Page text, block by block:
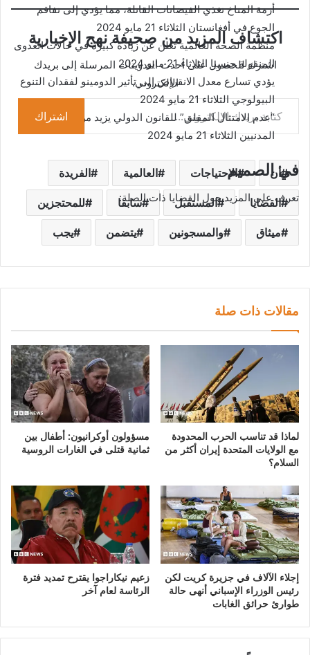
أزمة المناخ تغذي الفيضانات القاتلة، مما يؤدي إلى تفاقم
الجوع في أفغانستان الثلاثاء 21 مايو 2024
منظمة الصحة العالمية تعلن عن زيادة كبيرة في حالات العدوى
المنقولة جنسيا الثلاثاء 21 مايو 2024
يؤدي تسارع معدل الانقراض إلى تأثير الدومينو لفقدان التنوع
البيولوجي الثلاثاء 21 مايو 2024
“عدم الامتثال المقلق” للقانون الدولي يزيد من الخطر على
المدنيين الثلاثاء 21 مايو 2024
في الصميم
تعرف على المزيد حول القضايا ذات الصلة:
اكتشاف المزيد من صحيفة نهج الإخبارية
اشترك للحصول على أحدث التدوينات المرسلة إلى بريدك
الإلكتروني.
كتابة بريدك الإلكتروني...
اشتراك
أن الاحتياجات العالمية الفريدة
القضايا المستقبل سابقا للمحتجزين
ميثاق والمسجونين يتضمن يجب
مقالات ذات صلة
لماذا قد تناسب الحرب المحدودة
مع الولايات المتحدة إيران أكثر من
السلام؟
مسؤولون أوكرانيون: أطفال بين
ثمانية قتلى في الغارات الروسية
إجلاء الآلاف في جزيرة كريت لكن
رئيس الوزراء الإسباني أنهى حالة
طوارئ حرائق الغابات
زعيم نيكاراجوا يقترح تمديد فترة
الرئاسة لعام آخر